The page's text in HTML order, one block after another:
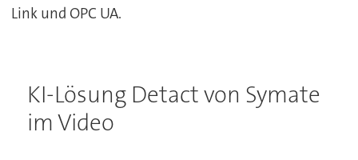
Link und OPC UA.
KI-Lösung Detact von Symate
im Video